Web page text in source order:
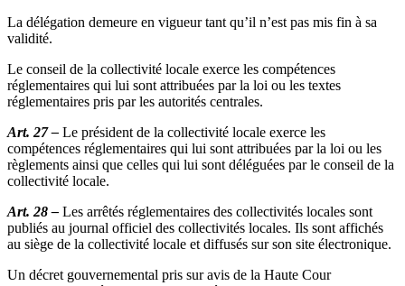
La délégation demeure en vigueur tant qu’il n’est pas mis fin à sa
validité.
Le conseil de la collectivité locale exerce les compétences
réglementaires qui lui sont attribuées par la loi ou les textes
réglementaires pris par les autorités centrales.
Art. 27 – Le président de la collectivité locale exerce les
compétences réglementaires qui lui sont attribuées par la loi ou les
règlements ainsi que celles qui lui sont déléguées par le conseil de la
collectivité locale.
Art. 28 – Les arrêtés réglementaires des collectivités locales sont
publiés au journal officiel des collectivités locales. Ils sont affichés
au siège de la collectivité locale et diffusés sur son site électronique.
Un décret gouvernemental pris sur avis de la Haute Cour